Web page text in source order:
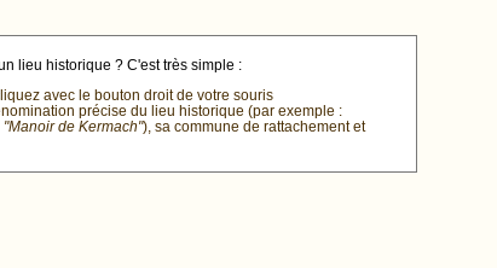
lieu historique ? C'est très simple :
avec le bouton droit de votre souris
précise du lieu historique (par exemple :
de Kermach"), sa commune de rattachement et